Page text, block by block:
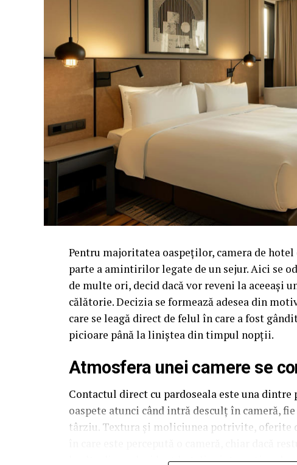
Pentru majoritatea oaspeților, camera de
parte a amintirilor legate de un sejur. Aici se
de multe ori, decid dacă vor reveni la aceeași
călătorie. Decizia se formează adesea din
care se leagă direct de felul în care a fost
picioare până la liniștea din timpul nopții.
Atmosfera unei camere se
Contactul direct cu pardoseala este una
oaspete atunci când intră desculț în cameră,
târziu. Textura și moliciunea potrivite, oferite
la alta din același lanț hotelier internațional.